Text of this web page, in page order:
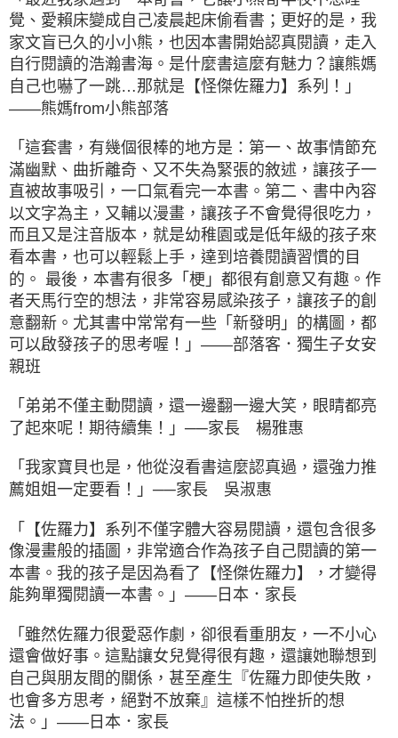
覺、愛賴床變成自己凌晨起床偷看書；更好的是，我
家文盲已久的小小熊，也因本書開始認真閱讀，走入
自行閱讀的浩瀚書海。是什麼書這麼有魅力？讓熊媽
自己也嚇了一跳…那就是【怪傑佐羅力】系列！」
——熊媽from小熊部落
「這套書，有幾個很棒的地方是：第一、故事情節充
滿幽默、曲折離奇、又不失為緊張的敘述，讓孩子一
直被故事吸引，一口氣看完一本書。第二、書中內容
以文字為主，又輔以漫畫，讓孩子不會覺得很吃力，
而且又是注音版本，就是幼稚園或是低年級的孩子來
看本書，也可以輕鬆上手，達到培養閱讀習慣的目
的。 最後，本書有很多「梗」都很有創意又有趣。作
者天馬行空的想法，非常容易感染孩子，讓孩子的創
意翻新。尤其書中常常有一些「新發明」的構圖，都
可以啟發孩子的思考喔！」——部落客．獨生子女安
親班
「弟弟不僅主動閱讀，還一邊翻一邊大笑，眼睛都亮
了起來呢！期待續集！」──家長 楊雅惠
「我家寶貝也是，他從沒看書這麼認真過，還強力推
薦姐姐一定要看！」──家長 吳淑惠
「【佐羅力】系列不僅字體大容易閱讀，還包含很多
像漫畫般的插圖，非常適合作為孩子自己閱讀的第一
本書。我的孩子是因為看了【怪傑佐羅力】，才變得
能夠單獨閱讀一本書。」——日本．家長
「雖然佐羅力很愛惡作劇，卻很看重朋友，一不小心
還會做好事。這點讓女兒覺得很有趣，還讓她聯想到
自己與朋友間的關係，甚至產生『佐羅力即使失敗，
也會多方思考，絕對不放棄』這樣不怕挫折的想
法。」——日本．家長